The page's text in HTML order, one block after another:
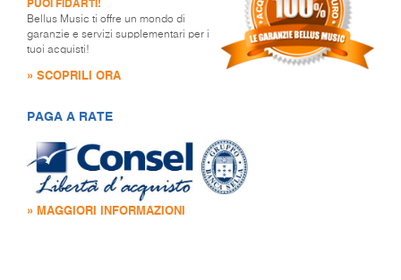
Bellus Music ti offre un mondo di
garanzie e servizi supplementari per i
tuoi acquisti!
» SCOPRILI ORA
PAGA A RATE
» MAGGIORI INFORMAZIONI